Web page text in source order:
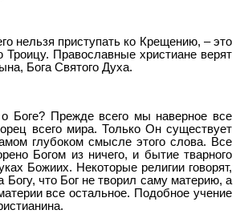
нельзя приступать ко Крещению, – это
Православные христиане верят
Бога Святого Духа.
Боге? Прежде всего мы наверное все
всего мира. Только Он существует
глубоком смысле этого слова. Все
Богом из ничего, и бытие тварного
Божиих. Некоторые религии говорят,
Богу, что Бог не творил саму материю, а
все остальное. Подобное учение